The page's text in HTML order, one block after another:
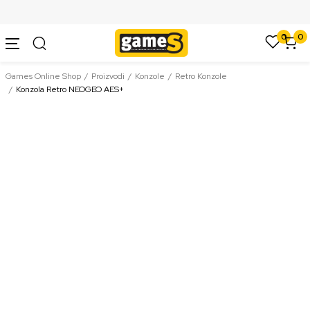
0 0
Games Online Shop Proizvodi Konzole
Retro Konzole
Konzola Retro NEOGEO AES+